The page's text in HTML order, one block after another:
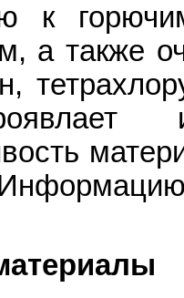
к
а также